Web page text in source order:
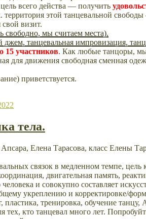
всего действа — получить
территория этой танцевальной
свой визит.
свободно, мы считаем места).
15 участников. Как любые танцоры, мы
для движения свободная сменная
приветствуется.
тела.
связок в медленном темпе,
двигательная память,
и совокупно составляет
укреплению и корректировке/
тех, кто танцевал много лет.